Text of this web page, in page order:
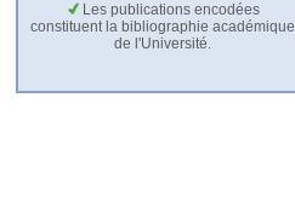
Les publications encodées
constituent la bibliographie académique
de l'Université.